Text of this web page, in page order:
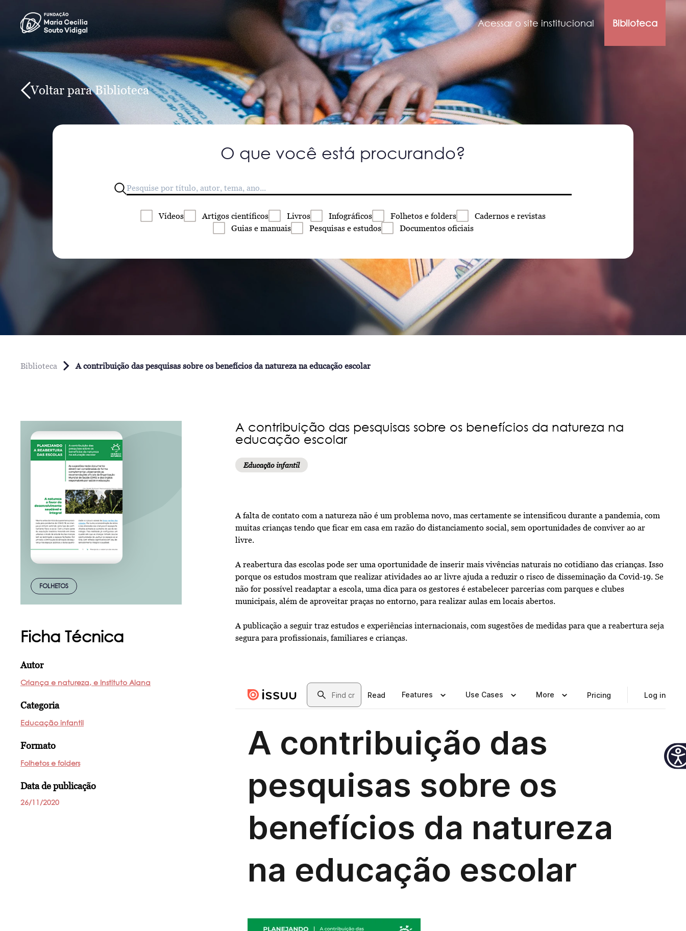
Acessar o site institucional Biblioteca
Voltar para Biblioteca
O que você está procurando?
Vídeos Artigos científicos Livros Infográficos Folhetos e folders Cadernos e revistas
Guias e manuais Pesquisas e estudos Documentos oficiais
Biblioteca A contribuição das pesquisas sobre os benefícios da natureza na educação escolar
FOLHETOS
Ficha Técnica
Autor
Criança e natureza, e Instituto Alana
Categoria
Educação infantil
Formato
Folhetos e folders
Data de publicação
26/11/2020
A contribuição das pesquisas sobre os benefícios da natureza na
educação escolar
Educação infantil
A falta de contato com a natureza não é um problema novo, mas certamente se intensificou durante a pandemia, com
muitas crianças tendo que ficar em casa em razão do distanciamento social, sem oportunidades de conviver ao ar
livre.
A reabertura das escolas pode ser uma oportunidade de inserir mais vivências naturais no cotidiano das crianças. Isso
porque os estudos mostram que realizar atividades ao ar livre ajuda a reduzir o risco de disseminação da Covid-19. Se
não for possível readaptar a escola, uma dica para os gestores é estabelecer parcerias com parques e clubes
municipais, além de aproveitar praças no entorno, para realizar aulas em locais abertos.
A publicação a seguir traz estudos e experiências internacionais, com sugestões de medidas para que a reabertura seja
segura para profissionais, familiares e crianças.